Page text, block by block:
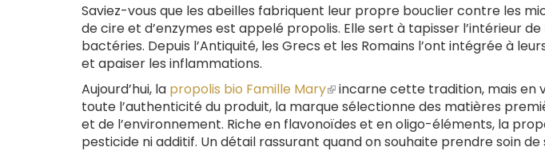
Saviez-vous que les abeilles fabriquent leur propre bouclier contre les
de cire et d’enzymes est appelé propolis. Elle sert à tapisser l’intérieur
bactéries. Depuis l’Antiquité, les Grecs et les Romains l’ont intégrée à
et apaiser les inflammations.
Aujourd’hui, la propolis bio Famille Mary(le
lien
est
externe)
incarne cette tradition, mais en
toute l’authenticité du produit, la marque sélectionne des matières
et de l’environnement. Riche en flavonoïdes et en oligo-éléments, la
pesticide ni additif. Un détail rassurant quand on souhaite prendre soin